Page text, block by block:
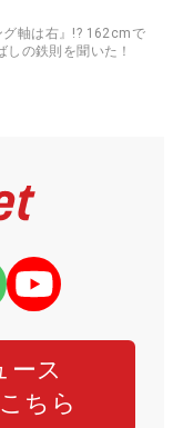
グ軸は右』!? 162cmで
の鉄則を聞いた！
ース
ちら